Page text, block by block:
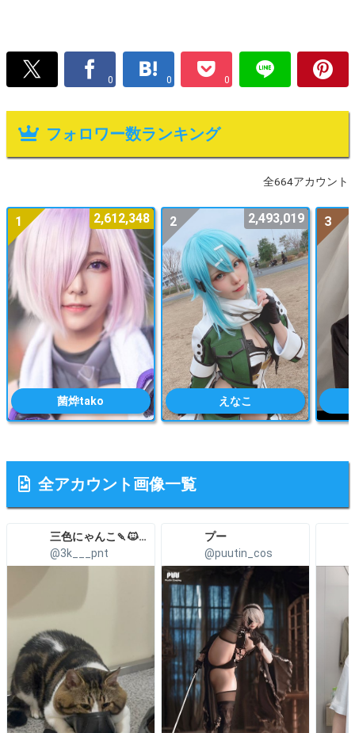
0 0 0
フォロワー数ランキング
全664アカウント
菌烨tako
1 2,612,348
えなこ
2 2,493,019 3
全アカウント画像一覧
三色にゃんこ🍡🐱こみトレ5号館H27a
@3k___pnt
プー
@puutin_cos